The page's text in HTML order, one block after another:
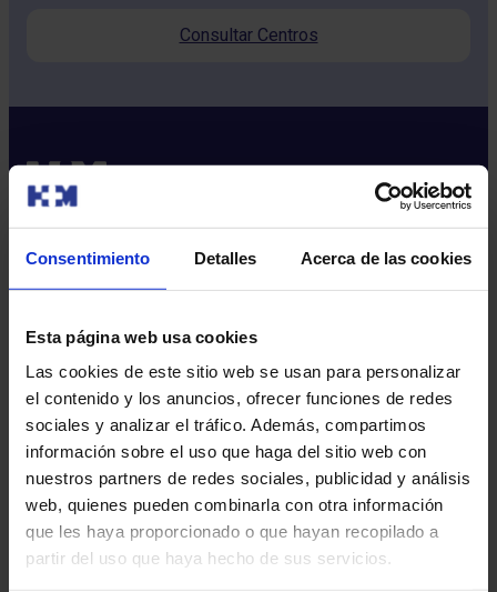
Consentimiento Detalles Acerca de las cookies
Esta página web usa cookies
Las cookies de este sitio web se usan para personalizar
el contenido y los anuncios, ofrecer funciones de redes
sociales y analizar el tráfico. Además, compartimos
información sobre el uso que haga del sitio web con
nuestros partners de redes sociales, publicidad y análisis
web, quienes pueden combinarla con otra información
que les haya proporcionado o que hayan recopilado a
partir del uso que haya hecho de sus servicios.
Consultar Centros
Excelencia y calidad​
Trabaja con nosotros​
Rincón del accionista​
Más HM Hospitales
Fundación HM​
Centro Universitario CUHMED​
Instituto HM Hospitales​